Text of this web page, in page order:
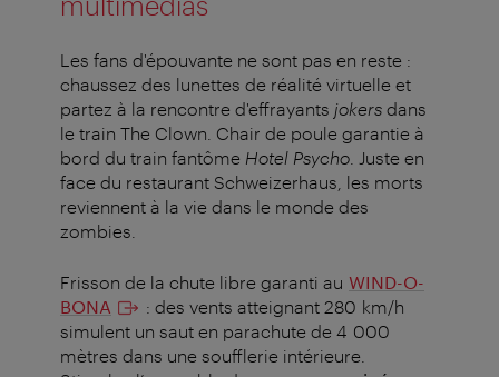
Les fans d'épouvante ne sont pas en reste :
chaussez des lunettes de réalité virtuelle et
partez à la rencontre d'effrayants jokers dans
le train The Clown. Chair de poule garantie à
bord du train fantôme Hotel Psycho . Juste en
face du restaurant Schweizerhaus, les morts
reviennent à la vie dans le monde des
zombies.
Frisson de la chute libre garanti au WIND-O-
BONA
: des vents atteignant 280 km/h
simulent un saut en parachute de 4 000
mètres dans une soufflerie intérieure.